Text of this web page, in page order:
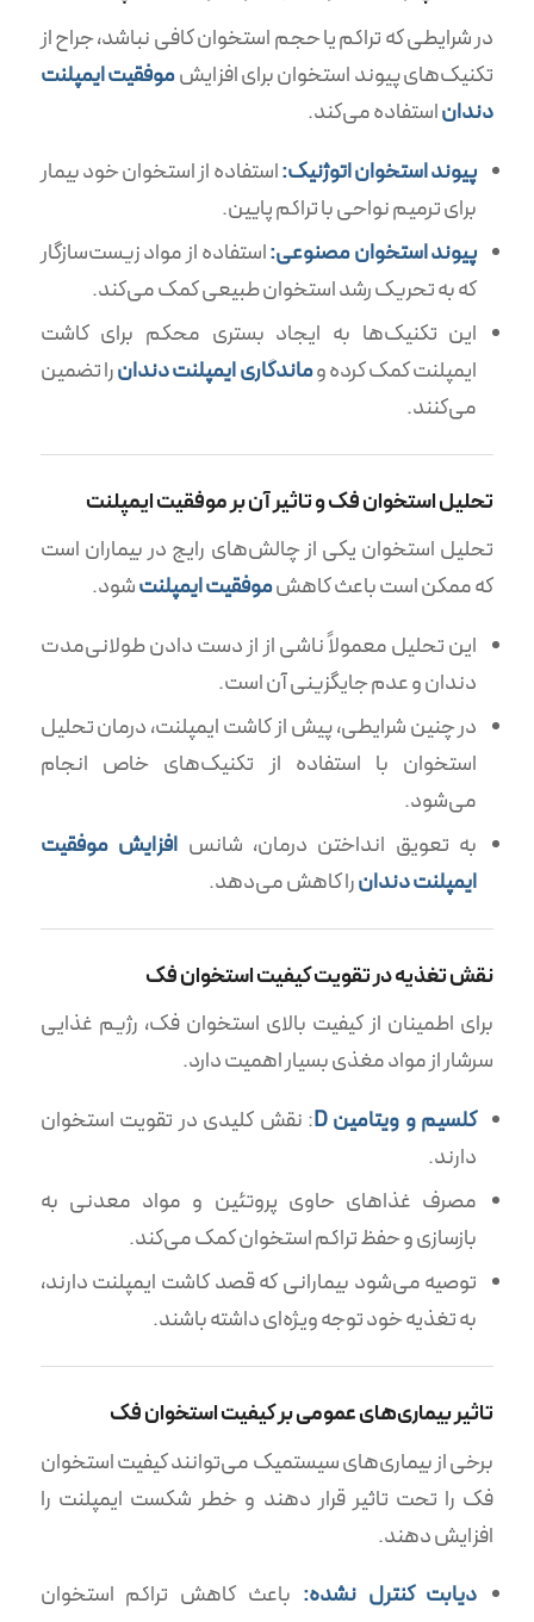
در شرایطی که تراکم یا حجم استخوان کافی نباشد، جراح از
تکنیک‌های پیوند استخوان برای افزایشموفقیت ایمپلنت
دنداناستفاده می‌کند.
پیوند استخوان اتوژنیک:استفاده از استخوان خود بیمار
برای ترمیم نواحی با تراکم پایین.
پیوند استخوان مصنوعی:استفاده از مواد زیست‌سازگار
که به تحریک رشد استخوان طبیعی کمک می‌کند.
این تکنیک‌ها به ایجاد بستری محکم برای کاشت
ایمپلنت کمک کرده وماندگاری ایمپلنت دندانرا تضمین
می‌کنند.
تحلیل استخوان فک و تاثیر آن بر موفقیت ایمپلنت
تحلیل استخوان یکی از چالش‌های رایج در بیماران است
که ممکن است باعث کاهشموفقیت ایمپلنتشود.
این تحلیل معمولاً ناشی از از دست دادن طولانی‌مدت
دندان و عدم جایگزینی آن است.
در چنین شرایطی، پیش از کاشت ایمپلنت، درمان تحلیل
استخوان با استفاده از تکنیک‌های خاص انجام
می‌شود.
به تعویق انداختن درمان، شانس افزایش موفقیت
ایمپلنت دندانرا کاهش می‌دهد.
نقش تغذیه در تقویت کیفیت استخوان فک
برای اطمینان از کیفیت بالای استخوان فک، رژیم غذایی
سرشار از مواد مغذی بسیار اهمیت دارد.
کلسیم و ویتامین D : نقش کلیدی در تقویت استخوان
دارند.
مصرف غذاهای حاوی پروتئین و مواد معدنی به
بازسازی و حفظ تراکم استخوان کمک می‌کند.
توصیه می‌شود بیمارانی که قصد کاشت ایمپلنت دارند،
به تغذیه خود توجه ویژه‌ای داشته باشند.
تاثیر بیماری‌های عمومی بر کیفیت استخوان فک
برخی از بیماری‌های سیستمیک می‌توانند کیفیت استخوان
فک را تحت تاثیر قرار دهند و خطر شکست ایمپلنت را
افزایش دهند.
دیابت کنترل نشده: باعث کاهش تراکم استخوان